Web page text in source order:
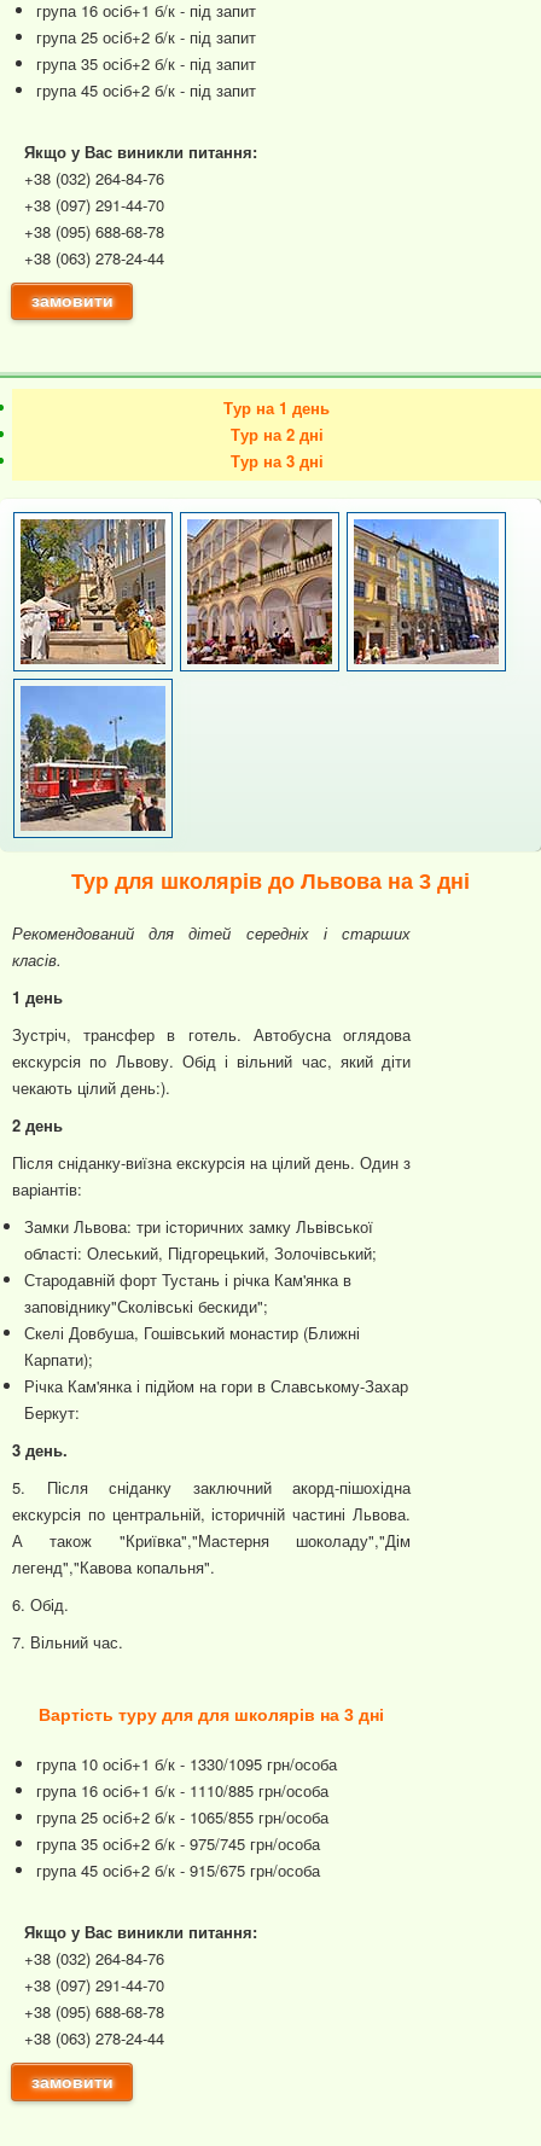
група 16 осіб+1 б/к - під запит
група 25 осіб+2 б/к - під запит
група 35 осіб+2 б/к - під запит
група 45 осіб+2 б/к - під запит
Якщо у Вас виникли питання:
+38 (032) 264-84-76
+38 (097) 291-44-70
+38 (095) 688-68-78
+38 (063) 278-24-44
замовити
Тур на 1 день
Тур на 2 дні
Тур на 3 дні
Тур для школярів до Львова на 3 дні
Рекомендований для дітей середніх і старших
класів.
1 день
Зустріч, трансфер в готель. Автобусна оглядова
екскурсія по Львову. Обід і вільний час, який діти
чекають цілий день:).
2 день
Після сніданку-виїзна екскурсія на цілий день. Один з
варіантів:
Замки Львова: три історичних замку Львівської
області: Олеський, Підгорецький, Золочівський;
Стародавній форт Тустань і річка Кам'янка в
заповіднику"Сколівські бескиди";
Скелі Довбуша, Гошівський монастир (Ближні
Карпати);
Річка Кам'янка і підйом на гори в Славському-Захар
Беркут:
3 день.
5. Після сніданку заключний акорд-пішохідна
екскурсія по центральній, історичній частині Львова.
А також "Криївка","Мастерня шоколаду","Дім
легенд","Кавова копальня".
6. Обід.
7. Вільний час.
Вартість туру для для школярів на 3 дні
група 10 осіб+1 б/к - 1330/1095 грн/особа
група 16 осіб+1 б/к - 1110/885 грн/особа
група 25 осіб+2 б/к - 1065/855 грн/особа
група 35 осіб+2 б/к - 975/745 грн/особа
група 45 осіб+2 б/к - 915/675 грн/особа
Якщо у Вас виникли питання:
+38 (032) 264-84-76
+38 (097) 291-44-70
+38 (095) 688-68-78
+38 (063) 278-24-44
замовити